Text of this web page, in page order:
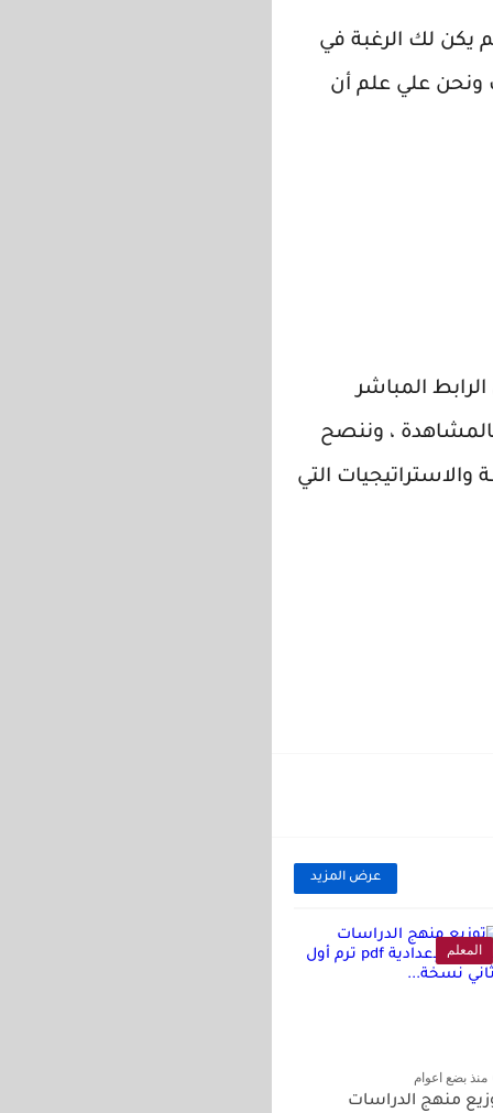
يكن لك الرغبة في
ونحن علي علم أن
المباشر
، وننصح
التي
عرض المزيد
المعلم
منذ بضع اعوام
منهج الدراسات